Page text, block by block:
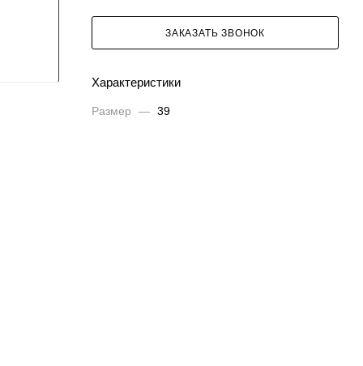
ЗАКАЗАТЬ ЗВОНОК
Характеристики
Размер — 39